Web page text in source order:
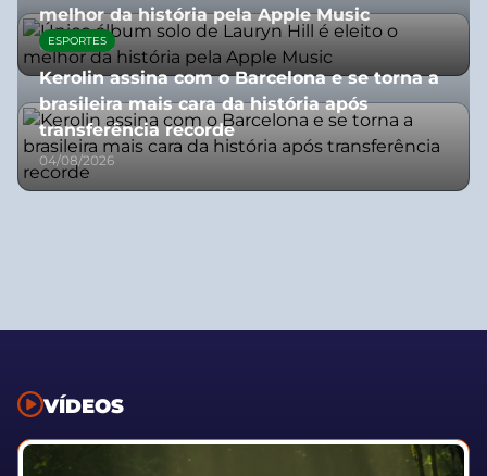
melhor da história pela Apple Music
06/08/2026
ESPORTES
Kerolin assina com o Barcelona e se torna a
brasileira mais cara da história após
transferência recorde
04/08/2026
VÍDEOS